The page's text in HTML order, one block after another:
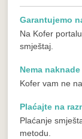
Garantujemo
Na Kofer
smještaj.
Nema
Kofer vam ne
Plaćajte na
Plaćanje
metodu.